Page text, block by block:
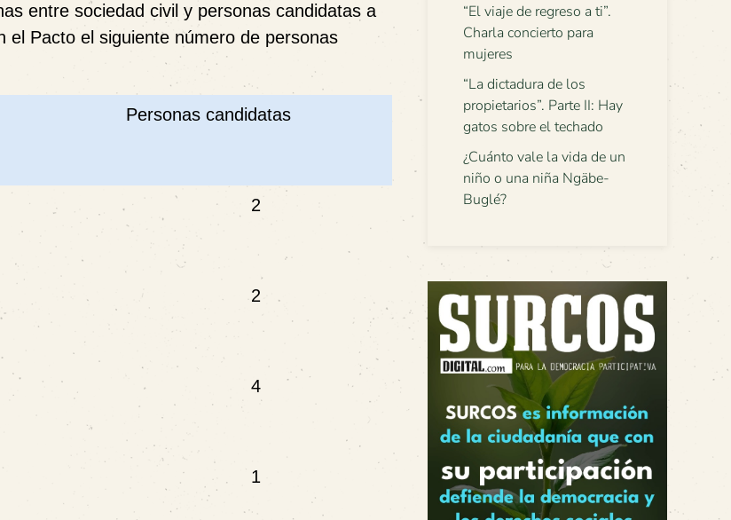
entre sociedad civil y personas candidatas a
el Pacto el siguiente número de personas
Personas candidatas
2
2
4
1
“El viaje de regreso a ti”.
Charla concierto para
mujeres
“La dictadura de los
propietarios”. Parte II: Hay
gatos sobre el techado
¿Cuánto vale la vida de un
niño o una niña Ngäbe-
Buglé?